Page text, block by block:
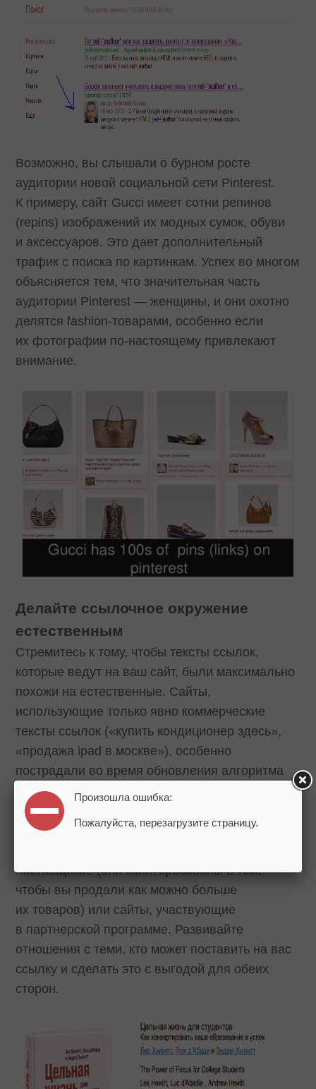
Возможно, вы слышали о бурном росте
аудитории новой социальной сети Pinterest.
К примеру, сайт Gucci имеет сотни репинов
(repins) изображений их модных сумок, обуви
и аксессуаров. Это дает дополнительный
трафик с поиска по картинкам. Успех во многом
объясняется тем, что значительная часть
аудитории Pinterest — женщины, и они охотно
делятся fashion-товарами, особенно если
их фотографии по-настоящему привлекают
внимание.
Делайте ссылочное окружение
естественным
Стремитесь к тому, чтобы тексты ссылок,
которые ведут на ваш сайт, были максимально
похожи на естественные. Сайты,
использующие только явно коммерческие
тексты ссылок («купить кондиционер здесь»,
«продажа ipad в москве»), особенно
пострадали во время обновления алгоритма
Google Penguin в этом году.
Для улучшения ссылочных факторов можно
поставщиков (они заинтересованы в том,
чтобы вы продали как можно больше
их товаров) или сайты, участвующие
в партнерской программе. Развивайте
отношения с теми, кто может поставить на вас
ссылку и сделать это с выгодой для обеих
сторон.
Произошла ошибка:
Пожалуйста, перезагрузите страницу.